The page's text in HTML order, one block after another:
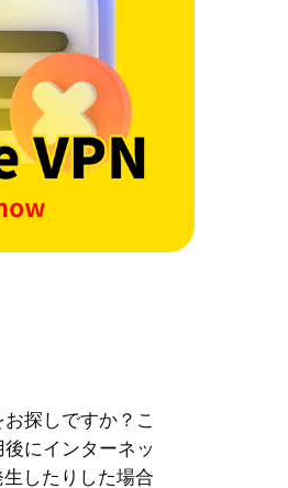
探しですか？こ
にインターネッ
したりした場合